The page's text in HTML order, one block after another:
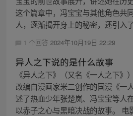
这个篇章中，冯宝宝与其他角色共
人，逐渐揭开身上的秘密，还引入
1 个回答 2024年10月19日 22:29
异人之下说的是什么故事
《异人之下》（又名《一人之下》
改编自漫画家米二创作的国漫《一
述了热血少年张楚岚、冯宝宝等人
以赤子之心与黑暗决战的故事。 电